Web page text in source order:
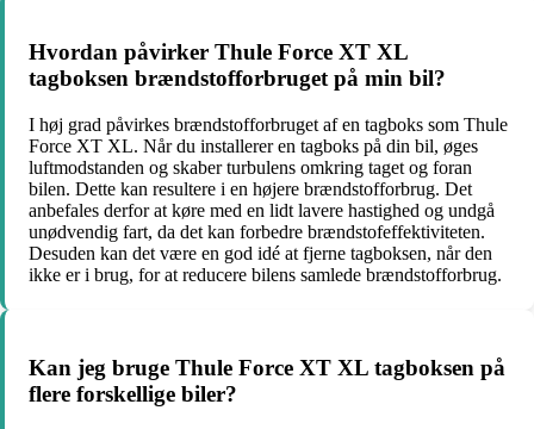
Hvordan påvirker Thule Force XT XL
tagboksen brændstofforbruget på min bil?
I høj grad påvirkes brændstofforbruget af en tagboks som Thule
Force XT XL. Når du installerer en tagboks på din bil, øges
luftmodstanden og skaber turbulens omkring taget og foran
bilen. Dette kan resultere i en højere brændstofforbrug. Det
anbefales derfor at køre med en lidt lavere hastighed og undgå
unødvendig fart, da det kan forbedre brændstofeffektiviteten.
Desuden kan det være en god idé at fjerne tagboksen, når den
ikke er i brug, for at reducere bilens samlede brændstofforbrug.
Kan jeg bruge Thule Force XT XL tagboksen på
flere forskellige biler?